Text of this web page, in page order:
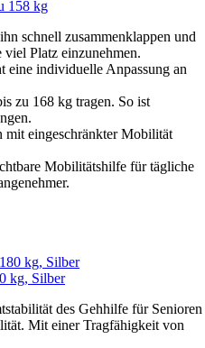
158 kg
schnell zusammenklappen und
viel Platz einzunehmen.
eine individuelle Anpassung an
zu 168 kg tragen. So ist
mit eingeschränkter Mobilität
Mobilitätshilfe für tägliche
kg, Silber
des Gehhilfe für Senioren
Mit einer Tragfähigkeit von